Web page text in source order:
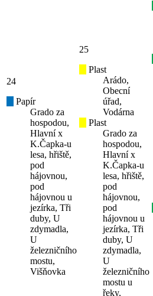
24
Papír
Grado za
hospodou,
Hlavní x
K.Čapka-u
lesa, hřiště,
pod
hájovnou,
pod
hájovnou u
jezírka, Tři
duby, U
zdymadla,
U
železničního
mostu,
Višňovka
25
Plast
Arádo,
Obecní
úřad,
Vodárna
Plast
Grado za
hospodou,
Hlavní x
K.Čapka-u
lesa, hřiště,
pod
hájovnou,
pod
hájovnou u
jezírka, Tři
duby, U
zdymadla,
U
železničního
mostu u
řeky,